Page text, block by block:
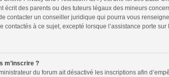
écrit des parents ou des tuteurs légaux des mineurs
contacter un conseiller juridique qui pourra vous
contactés à ce sujet, excepté lorsque l’assistance porte
m’inscrire ?
du forum ait désactivé les inscriptions afin